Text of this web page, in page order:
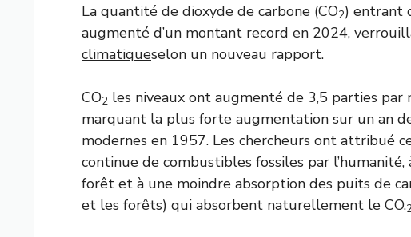
La quantité de dioxyde de carbone (CO2) entrant
augmenté d’un montant record en 2024,
climatiqueselon un nouveau rapport.
CO2 les niveaux ont augmenté de 3,5 parties
marquant la plus forte augmentation sur un an
modernes en 1957. Les chercheurs ont attribué
continue de combustibles fossiles par
forêt et à une moindre absorption des puits de
et les forêts) qui absorbent naturellement le CO.